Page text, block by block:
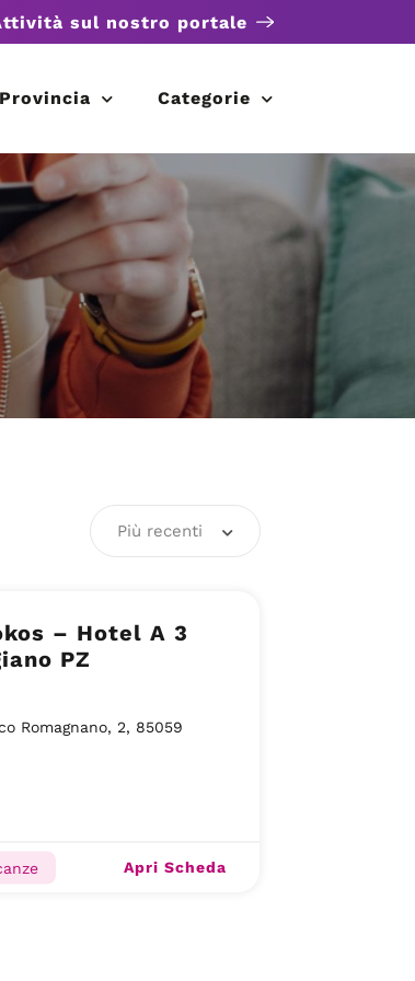
sul nostro portale
Provincia Categorie
Più recenti
– Hotel A 3
PZ
Romagnano, 2, 85059
Apri Scheda